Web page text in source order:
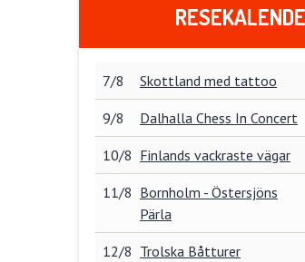
7/8 Skottland med tattoo
9/8 Dalhalla Chess In Concert
10/8 Finlands vackraste vägar
11/8 Bornholm - Östersjöns
Pärla
12/8 Trolska Båtturer